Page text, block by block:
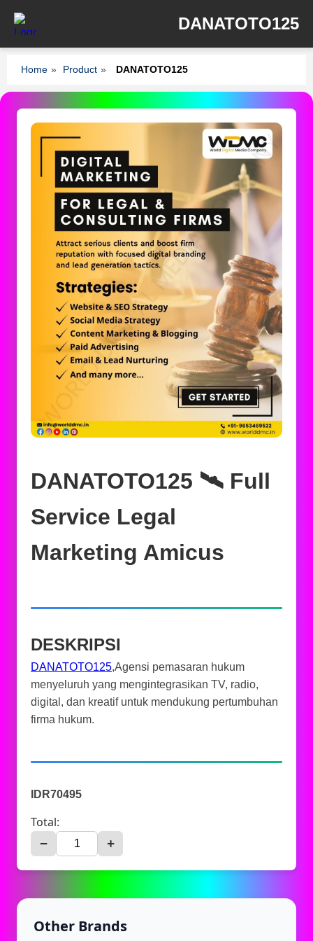
DANATOTO125
Home » Product » DANATOTO125
DANATOTO125 🛰️‍ Full
Service Legal
Marketing Amicus
DESKRIPSI
DANATOTO125,Agensi pemasaran hukum
menyeluruh yang mengintegrasikan TV, radio,
digital, dan kreatif untuk mendukung pertumbuhan
firma hukum.
IDR70495
Total:
− +
Other Brands